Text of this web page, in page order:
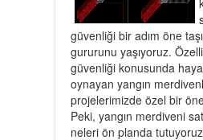
güvenliği bir adım öne
gururunu yaşıyoruz.
güvenliği konusunda
oynayan yangın
projelerimizde özel bir
Peki, yangın merdiveni
neleri ön planda